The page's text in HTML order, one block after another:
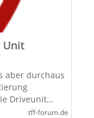
Unit
aber durchaus
Driveunit…
tff-forum.de